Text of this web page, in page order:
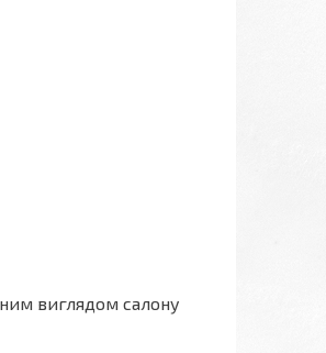
виглядом салону